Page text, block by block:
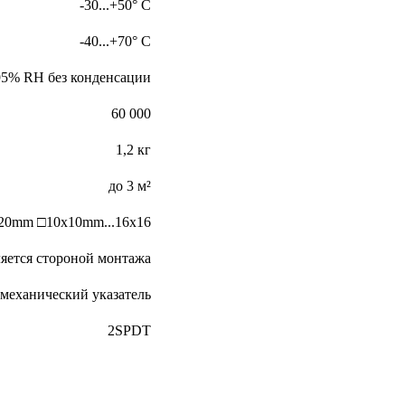
-30...+50° С
-40...+70° С
RH без конденсации
60 000
1,2 кг
до 3 м²
□10х10mm...16х16
стороной монтажа
механический указатель
2SPDT